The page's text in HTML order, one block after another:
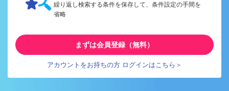
繰り返し検索する条件を保存して、条件設定の手間を
省略
まずは会員登録（無料）
アカウントをお持ちの方 ログインはこちら＞